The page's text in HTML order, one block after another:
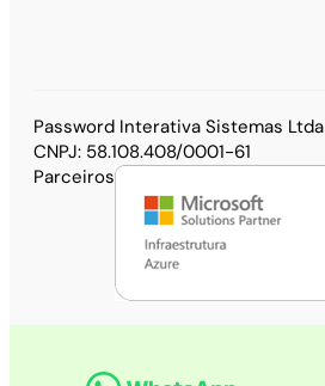
Password Interativa Sistemas Ltda
CNPJ: 58.108.408/0001-61
Parceiros